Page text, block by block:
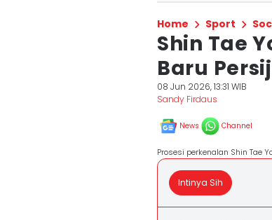
Home Sport
Shin Tae
Baru
08 Jun 2026, 13:31 WIB
Sandy Firdaus
News Channel
Prosesi perkenalan Shin Tae
Intinya Sih